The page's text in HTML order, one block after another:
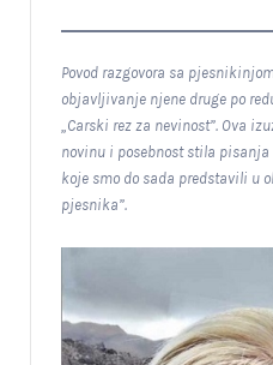
Povod razgovora sa
objavljivanje njene druge po
„Carski rez za nevinost”. Ova
novinu i posebnost stila pisanja
koje smo do sada predstavili u
pjesnika”.